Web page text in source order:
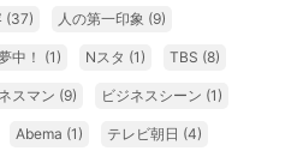
(37) 人の第一印象 (9)
中！ (1) Nスタ (1) TBS (8)
スマン (9) ビジネスシーン (1)
Abema (1) テレビ朝日 (4)